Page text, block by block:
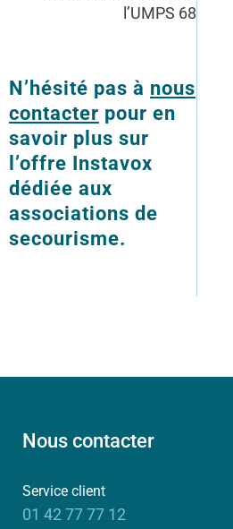
l’UMPS 68
N’hésité pas à nous
contacter pour en
savoir plus sur
l’offre Instavox
dédiée aux
associations de
secourisme.
Nous contacter
Service client
01 42 77 77 12